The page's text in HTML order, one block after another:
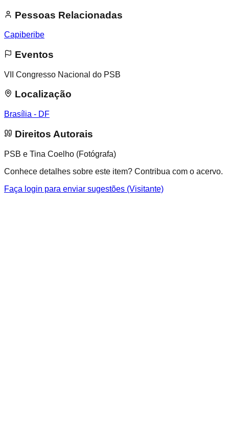
Pessoas Relacionadas
Capiberibe
Eventos
VII Congresso Nacional do PSB
Localização
Brasília - DF
Direitos Autorais
PSB e Tina Coelho (Fotógrafa)
Conhece detalhes sobre este item? Contribua com o acervo.
Faça login para enviar sugestões (Visitante)